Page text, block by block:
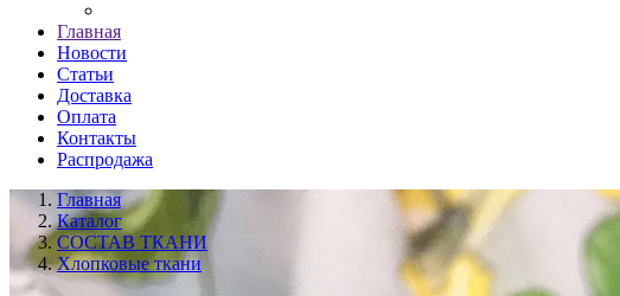
Главная
Новости
Статьи
Доставка
Оплата
Контакты
Распродажа
Главная
Каталог
СОСТАВ ТКАНИ
Хлопковые ткани